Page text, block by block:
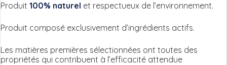
Produit 100% naturel et respectueux de l’environnement.
Produit composé exclusivement d’ingrédients actifs.
Les matières premières sélectionnées ont toutes des
propriétés qui contribuent à l’efficacité attendue